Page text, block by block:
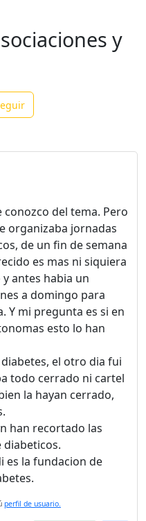
y
del tema. Pero
organizaba jornadas
de un fin de semana
es mas ni siquiera
antes habia un
a domingo para
Y mi pregunta es si en
esto lo han
el otro dia fui
todo cerrado ni cartel
la hayan cerrado,
han recortado las
diabeticos.
es la fundacion de
perfil de usuario.